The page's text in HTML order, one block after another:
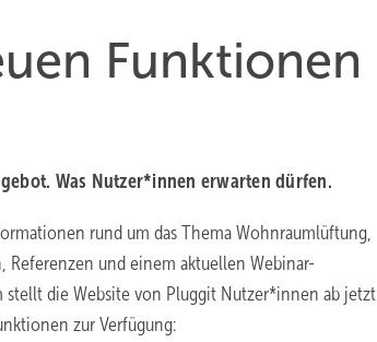
Funktionen
Was Nutzer*innen erwarten dürfen.
rund um das Thema Wohnraumlüftung,
Referenzen und einem aktuellen Webinar-
stellt die Website von Pluggit Nutzer*innen ab jetzt
zur Verfügung: